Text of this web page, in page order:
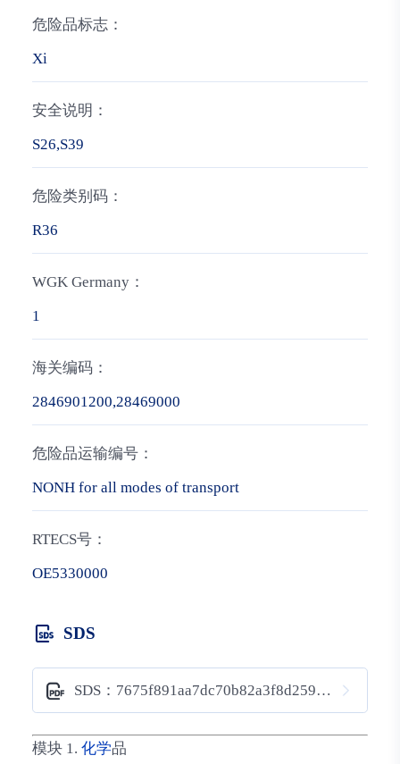
危险品标志：
Xi
安全说明：
S26,S39
危险类别码：
R36
WGK Germany：
1
海关编码：
2846901200,28469000
危险品运输编号：
NONH for all modes of transport
RTECS号：
OE5330000
SDS
SDS：7675f891aa7dc70b82a3f8d259bbeb58
模块 1. 化学品